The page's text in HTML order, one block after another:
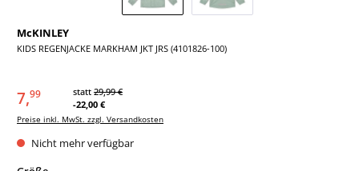
McKINLEY
KIDS REGENJACKE MARKHAM JKT JRS (4101826-100)
7,99 statt 29,99 €
-22,00 €
Preise inkl. MwSt. zzgl. Versandkosten
Nicht mehr verfügbar